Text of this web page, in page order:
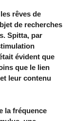
rêves de
de recherches
Spitta, par
évident que
que le lien
leur contenu
la fréquence